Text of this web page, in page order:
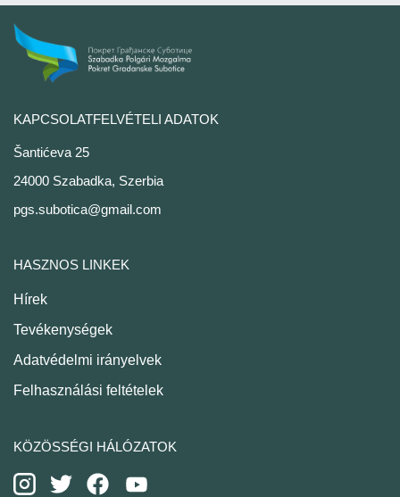
KAPCSOLATFELVÉTELI ADATOK
Šantićeva 25
24000 Szabadka, Szerbia
pgs.subotica@gmail.com
HASZNOS LINKEK
Hírek
Tevékenységek
Adatvédelmi irányelvek
Felhasználási feltételek
KÖZÖSSÉGI HÁLÓZATOK